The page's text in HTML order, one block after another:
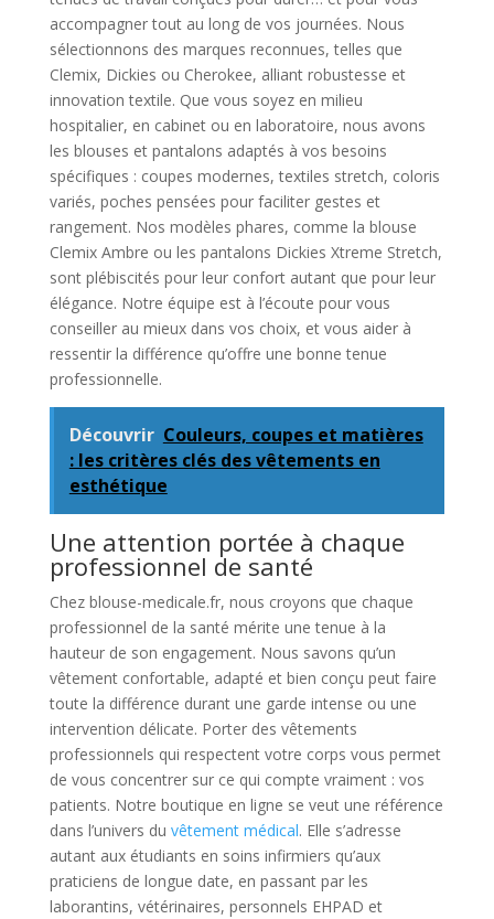
accompagner tout au long de vos journées. Nous
sélectionnons des marques reconnues, telles que
Clemix, Dickies ou Cherokee, alliant robustesse et
innovation textile. Que vous soyez en milieu
hospitalier, en cabinet ou en laboratoire, nous avons
les blouses et pantalons adaptés à vos besoins
spécifiques : coupes modernes, textiles stretch, coloris
variés, poches pensées pour faciliter gestes et
rangement. Nos modèles phares, comme la blouse
Clemix Ambre ou les pantalons Dickies Xtreme Stretch,
sont plébiscités pour leur confort autant que pour leur
élégance. Notre équipe est à l’écoute pour vous
conseiller au mieux dans vos choix, et vous aider à
ressentir la différence qu’offre une bonne tenue
professionnelle.
Découvrir Couleurs, coupes et matières
: les critères clés des vêtements en
esthétique
Une attention portée à chaque
professionnel de santé
Chez blouse-medicale.fr, nous croyons que chaque
professionnel de la santé mérite une tenue à la
hauteur de son engagement. Nous savons qu’un
vêtement confortable, adapté et bien conçu peut faire
toute la différence durant une garde intense ou une
intervention délicate. Porter des vêtements
professionnels qui respectent votre corps vous permet
de vous concentrer sur ce qui compte vraiment : vos
patients. Notre boutique en ligne se veut une référence
dans l’univers du vêtement médical. Elle s’adresse
autant aux étudiants en soins infirmiers qu’aux
praticiens de longue date, en passant par les
laborantins, vétérinaires, personnels EHPAD et